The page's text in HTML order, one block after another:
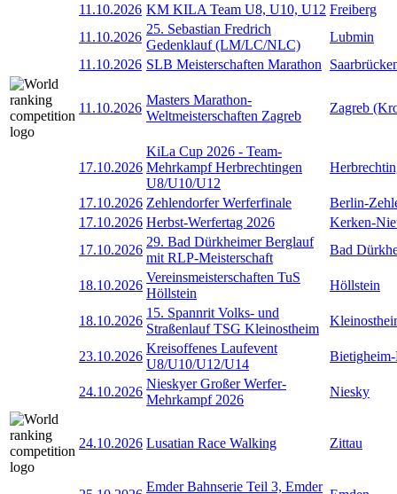
11.10.2026 KM KILA Team U8, U10, U12 Freiberg
11.10.2026
25. Sebastian Fredrich
Gedenklauf (LM/LC/NLC)
Lubmin
11.10.2026 SLB Meisterschaften Marathon
11.10.2026
Masters Marathon-
Weltmeisterschaften Zagreb
Zagreb
17.10.2026
KiLa Cup 2026 - Team-
Mehrkampf Herbrechtingen
U8/U10/U12
17.10.2026 Zehlendorfer Werferfinale
Berlin-
17.10.2026 Herbst-Werfertag 2026
Kerken-
17.10.2026
29. Bad Dürkheimer Berglauf
mit RLP-Meisterschaft
Bad
18.10.2026
Vereinsmeisterschaften TuS
Höllstein
Höllstein
18.10.2026
15. Spannrit Volks- und
Straßenlauf TSG Kleinostheim
23.10.2026
Kreisoffenes Laufevent
U8/U10/U12/U14
24.10.2026
Nieskyer Großer Werfer-
Mehrkampf 2026
Niesky
24.10.2026 Lusatian Race Walking Zittau
Emder Bahnserie Teil 3, Emder